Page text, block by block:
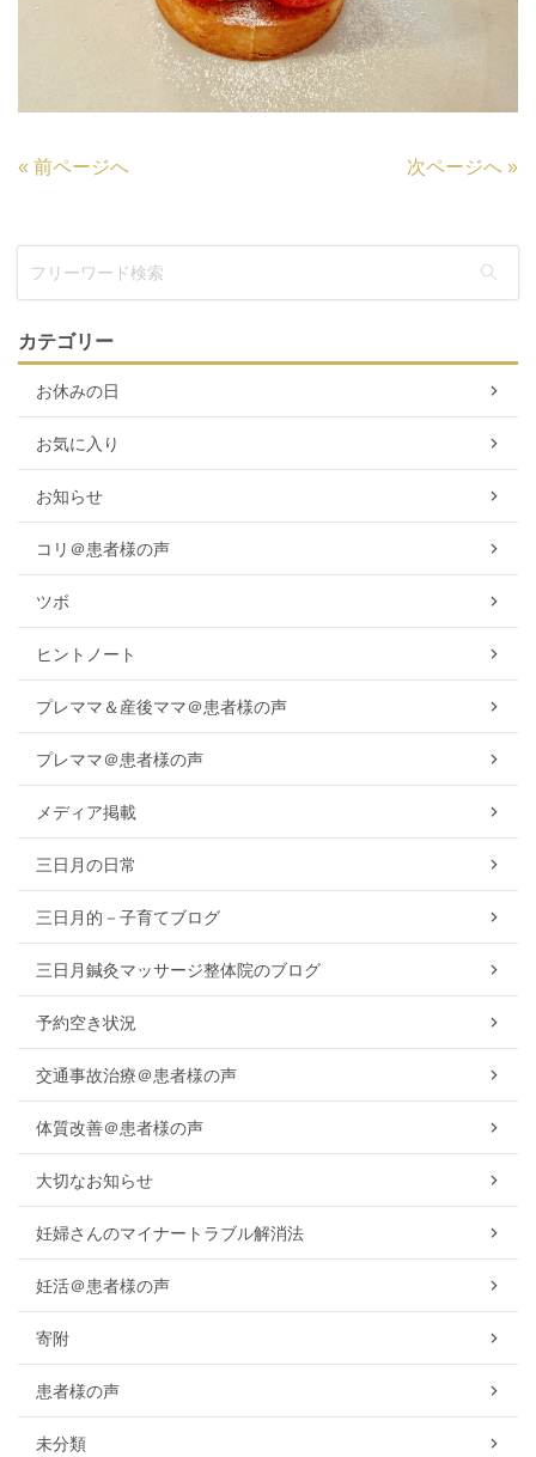
« 前ページへ 次ページへ »
カテゴリー
お休みの日
お気に入り
お知らせ
コリ＠患者様の声
ツボ
ヒントノート
プレママ＆産後ママ＠患者様の声
プレママ＠患者様の声
メディア掲載
三日月の日常
三日月的－子育てブログ
三日月鍼灸マッサージ整体院のブログ
予約空き状況
交通事故治療＠患者様の声
体質改善＠患者様の声
大切なお知らせ
妊婦さんのマイナートラブル解消法
妊活＠患者様の声
寄附
患者様の声
未分類